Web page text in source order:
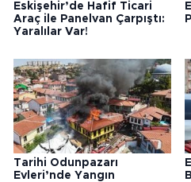
Eskişehir’de Hafif Ticari
Araç ile Panelvan Çarpıştı:
Yaralılar Var!
Tarihi Odunpazarı
Evleri’nde Yangın